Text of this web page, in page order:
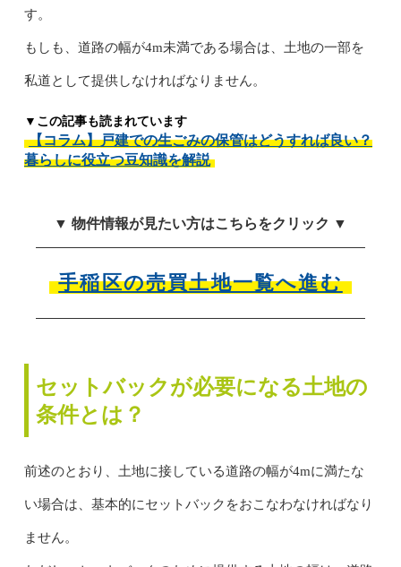
す。
もしも、道路の幅が4m未満である場合は、土地の一部を
私道として提供しなければなりません。
▼この記事も読まれています
【コラム】戸建での生ごみの保管はどうすれば良い？
暮らしに役立つ豆知識を解説
▼ 物件情報が見たい方はこちらをクリック ▼
手稲区の売買土地一覧へ進む
セットバックが必要になる土地の
条件とは？
前述のとおり、土地に接している道路の幅が4mに満たな
い場合は、基本的にセットバックをおこなわなければなり
ません。